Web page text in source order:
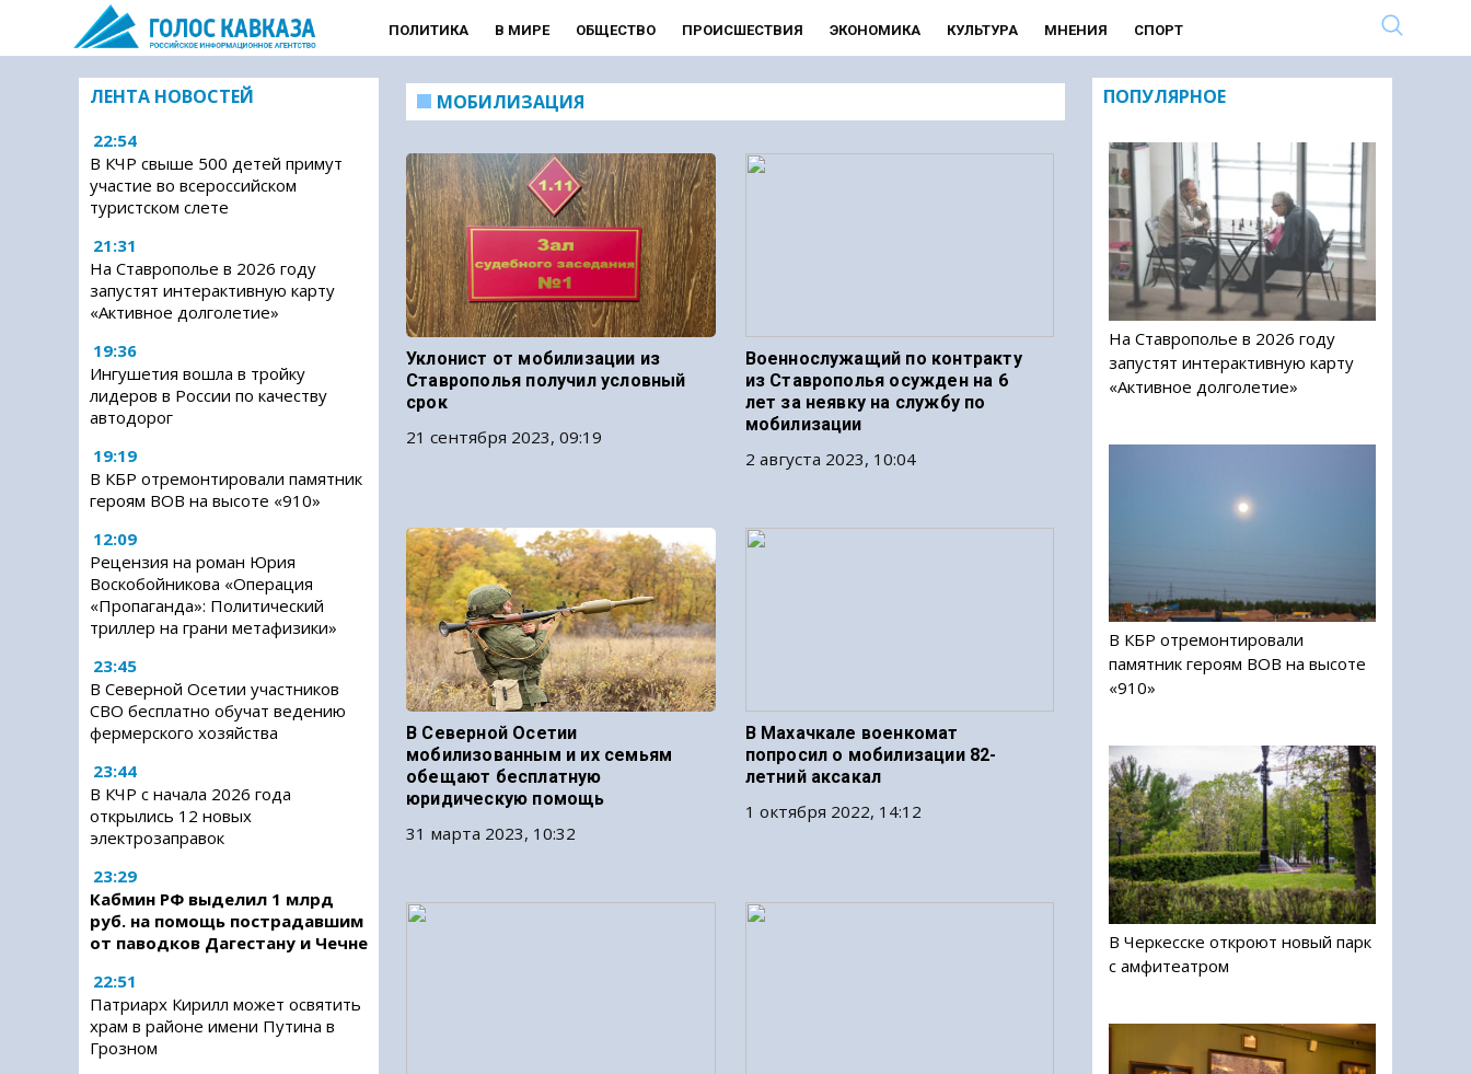
ПОЛИТИКА В МИРЕ ОБЩЕСТВО ПРОИСШЕСТВИЯ ЭКОНОМИКА КУЛЬТУРА МНЕНИЯ СПОРТ
ЛЕНТА НОВОСТЕЙ
22:54
В КЧР свыше 500 детей примут
участие во всероссийском
туристском слете
21:31
На Ставрополье в 2026 году
запустят интерактивную карту
«Активное долголетие»
19:36
Ингушетия вошла в тройку
лидеров в России по качеству
автодорог
19:19
В КБР отремонтировали памятник
героям ВОВ на высоте «910»
12:09
Рецензия на роман Юрия
Воскобойникова «Операция
«Пропаганда»: Политический
триллер на грани метафизики»
23:45
В Северной Осетии участников
СВО бесплатно обучат ведению
фермерского хозяйства
23:44
В КЧР с начала 2026 года
открылись 12 новых
электрозаправок
23:29
Кабмин РФ выделил 1 млрд
руб. на помощь пострадавшим
от паводков Дагестану и Чечне
22:51
Патриарх Кирилл может освятить
храм в районе имени Путина в
Грозном
МОБИЛИЗАЦИЯ
Уклонист от мобилизации из
Ставрополья получил условный
срок
21 сентября 2023, 09:19
Военнослужащий по контракту
из Ставрополья осужден на 6
лет за неявку на службу по
мобилизации
2 августа 2023, 10:04
В Северной Осетии
мобилизованным и их семьям
обещают бесплатную
юридическую помощь
31 марта 2023, 10:32
В Махачкале военкомат
попросил о мобилизации 82-
летний аксакал
1 октября 2022, 14:12
ПОПУЛЯРНОЕ
На Ставрополье в 2026 году
запустят интерактивную карту
«Активное долголетие»
В КБР отремонтировали
памятник героям ВОВ на высоте
«910»
В Черкесске откроют новый парк
с амфитеатром